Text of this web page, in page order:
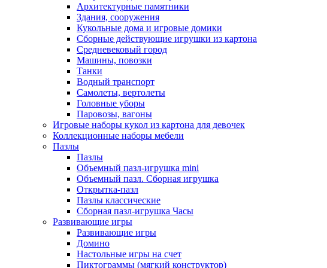
Архитектурные памятники
Здания, сооружения
Кукольные дома и игровые домики
Сборные действующие игрушки из картона
Средневековый город
Машины, повозки
Танки
Водный транспорт
Самолеты, вертолеты
Головные уборы
Паровозы, вагоны
Игровые наборы кукол из картона для девочек
Коллекционные наборы мебели
Пазлы
Пазлы
Объемный пазл-игрушка mini
Объемный пазл. Сборная игрушка
Открытка-пазл
Пазлы классические
Сборная пазл-игрушка Часы
Развивающие игры
Развивающие игры
Домино
Настольные игры на счет
Пиктограммы (мягкий конструктор)